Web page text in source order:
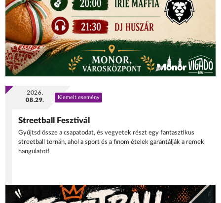
2026.
08.29.
Kiemelt esemény
Streetball Fesztivál
Gyűjtsd össze a csapatodat, és vegyetek részt egy fantasztikus
streetball tornán, ahol a sport és a finom ételek garantálják a remek
hangulatot!